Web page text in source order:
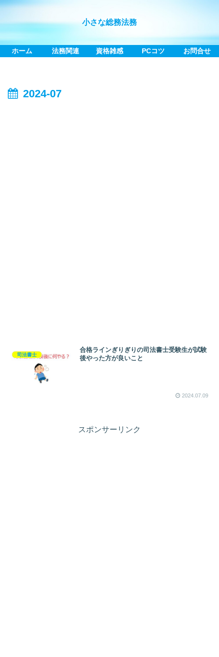
小さな総務法務
ホーム 法務関連 資格雑感 PCコツ お問合せ
2024-07
司法書士
合格ラインぎりぎりの司法書士受験生が試験
後やった方が良いこと
2024.07.09
スポンサーリンク